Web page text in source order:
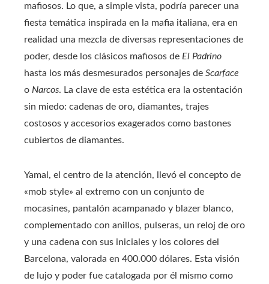
mafiosos. Lo que, a simple vista, podría parecer una
fiesta temática inspirada en la mafia italiana, era en
realidad una mezcla de diversas representaciones de
poder, desde los clásicos mafiosos de El Padrino
hasta los más desmesurados personajes de Scarface
o Narcos. La clave de esta estética era la ostentación
sin miedo: cadenas de oro, diamantes, trajes
costosos y accesorios exagerados como bastones
cubiertos de diamantes.
Yamal, el centro de la atención, llevó el concepto de
«mob style» al extremo con un conjunto de
mocasines, pantalón acampanado y blazer blanco,
complementado con anillos, pulseras, un reloj de oro
y una cadena con sus iniciales y los colores del
Barcelona, valorada en 400.000 dólares. Esta visión
de lujo y poder fue catalogada por él mismo como